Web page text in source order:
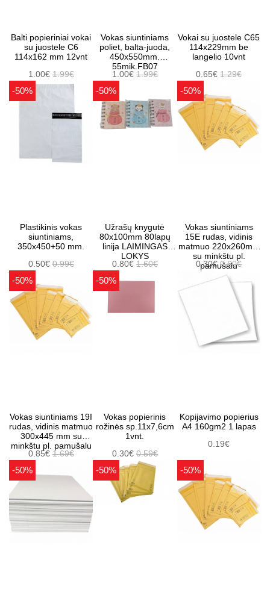
Balti popieriniai vokai
su juostele C6
114x162 mm 12vnt
1.00€1.99€
Vokas siuntiniams
poliet, balta-juoda,
450x550mm.
55mik.FB07
1.00€ 1.99€
Vokai su juostele C65
114x229mm be
langelio 10vnt
0.65€1.29€
-50%
Plastikinis vokas
siuntiniams,
350x450+50 mm.
0.50€0.99€
-50%
Užrašų knygutė
80x100mm 80lapų
linija LAIMINGAS
LOKYS
0.80€ 1.60€
-50%
Vokas siuntiniams
15E rudas, vidinis
matmuo 220x260mm
su minkštu pl.
pamušalu
0.30€0.60€
-50%
Vokas siuntiniams 19I
rudas, vidinis matmuo
300x445 mm su
minkštu pl. pamušalu
0.85€1.69€
-50%
Vokas popierinis
rožinės sp.11x7,6cm
1vnt.
0.30€ 0.59€
Kopijavimo popierius
A4 160gm2 1 lapas
0.19€
-50% -50% -50%